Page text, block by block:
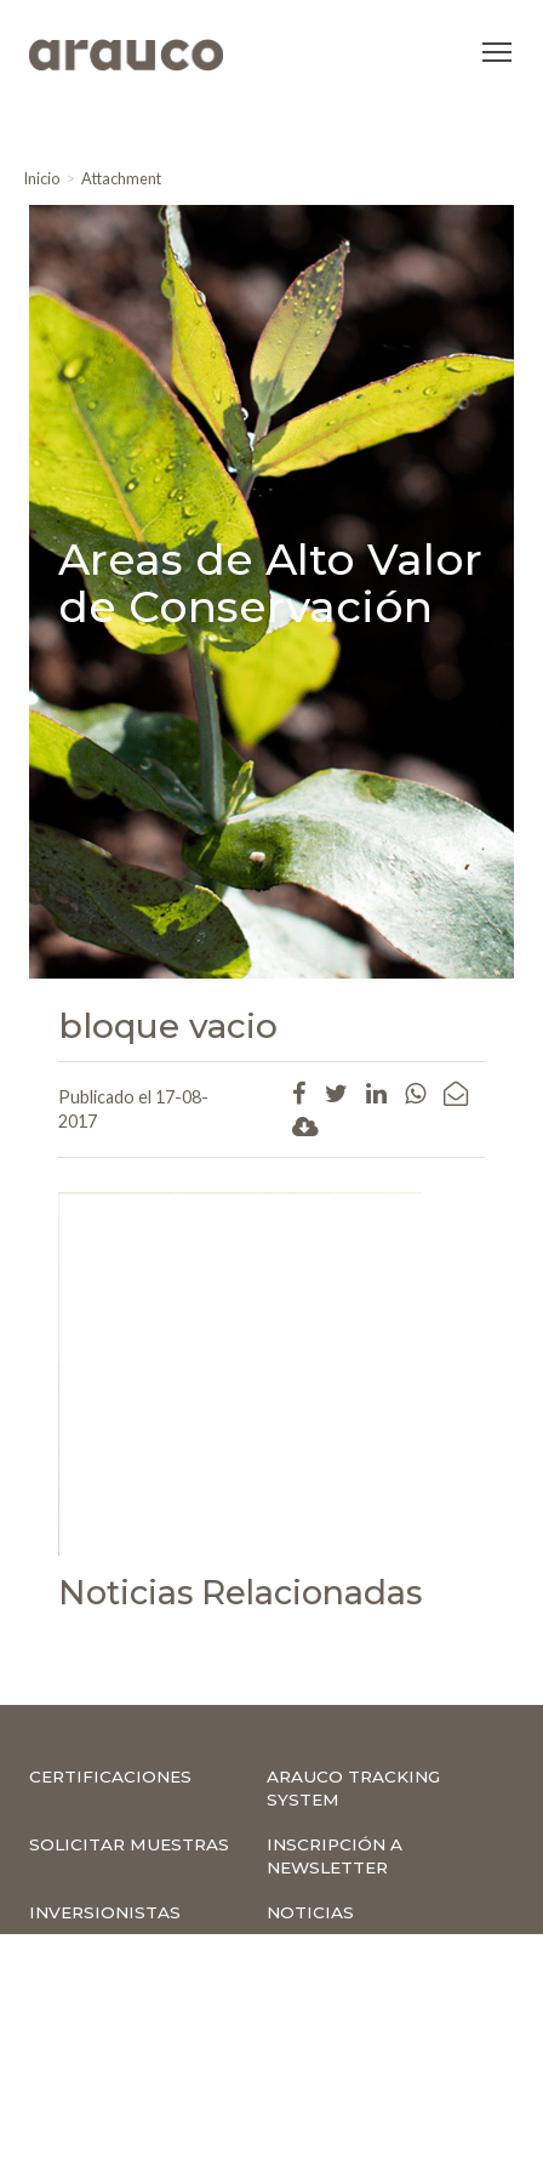
Inicio Attachment
Areas de Alto Valor
de Conservación
bloque vacio
Publicado el 17-08-
2017
Noticias Relacionadas
CERTIFICACIONES
ARAUCO TRACKING
SYSTEM
SOLICITAR MUESTRAS
INSCRIPCIÓN A
NEWSLETTER
INVERSIONISTAS NOTICIAS